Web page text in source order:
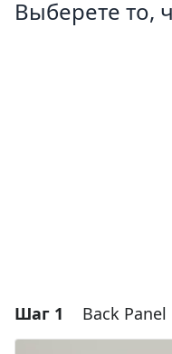
Выберете то,
Шаг 1 Back Panel